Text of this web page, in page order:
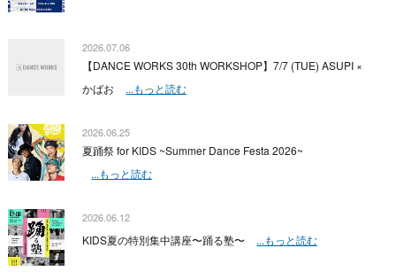
2026.07.06
【DANCE WORKS 30th WORKSHOP】7/7 (TUE) ASUPI ×
かばお
...もっと読む
2026.06.25
夏踊祭 for KIDS ~Summer Dance Festa 2026~
...もっと読む
2026.06.12
KIDS夏の特別集中講座〜踊る塾〜 ...もっと読む